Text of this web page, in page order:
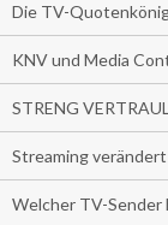
Die TV-
KNV und Media
STRENG
Streaming
Welcher TV-